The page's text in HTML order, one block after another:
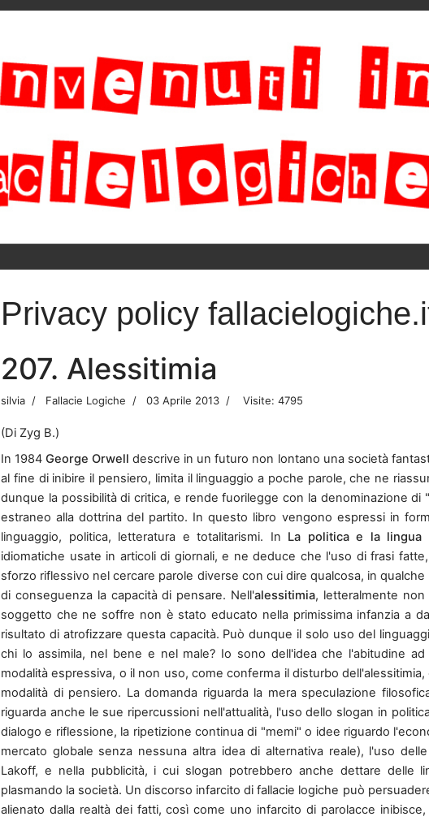
Privacy policy
207. Alessitimia
silvia Fallacie Logiche 03 Aprile 2013 Visite: 4795
(Di Zyg B.)
In 1984George Orwell descrive in un futuro non lontano una società
al fine di inibire il pensiero, limita il linguaggio a poche parole, che ne
dunque la possibilità di critica, e rende fuorilegge con la denominazione di
estraneo alla dottrina del partito. In questo libro vengono espressi in
linguaggio, politica, letteratura e totalitarismi. In La politica e la lingua
idiomatiche usate in articoli di giornali, e ne deduce che l'uso di frasi
sforzo riflessivo nel cercare parole diverse con cui dire qualcosa, in
di conseguenza la capacità di pensare. Nell'alessitimia, letteralmente
soggetto che ne soffre non è stato educato nella primissima infanzia a
risultato di atrofizzare questa capacità. Può dunque il solo uso del
chi lo assimila, nel bene e nel male? Io sono dell'idea che l'abitudine
modalità espressiva, o il non uso, come conferma il disturbo
modalità di pensiero. La domanda riguarda la mera speculazione
riguarda anche le sue ripercussioni nell'attualità, l'uso dello slogan in
dialogo e riflessione, la ripetizione continua di "memi" o idee riguardo
mercato globale senza nessuna altra idea di alternativa reale), l'uso
Lakoff, e nella pubblicità, i cui slogan potrebbero anche dettare delle
plasmando la società. Un discorso infarcito di fallacie logiche può
alienato dalla realtà dei fatti, così come uno infarcito di parolacce